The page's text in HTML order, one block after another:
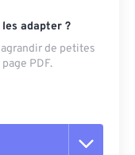
adapter ?
de petites
PDF.